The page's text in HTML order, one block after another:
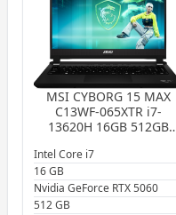
MSI CYBORG 15 MAX
C13WF-065XTR i7-
13620H 16GB 512GB
15.6″ FHD 144Hz
FreeDOS Gaming
Notebook
Intel Core i7
16 GB
Nvidia GeForce RTX 5060
512 GB